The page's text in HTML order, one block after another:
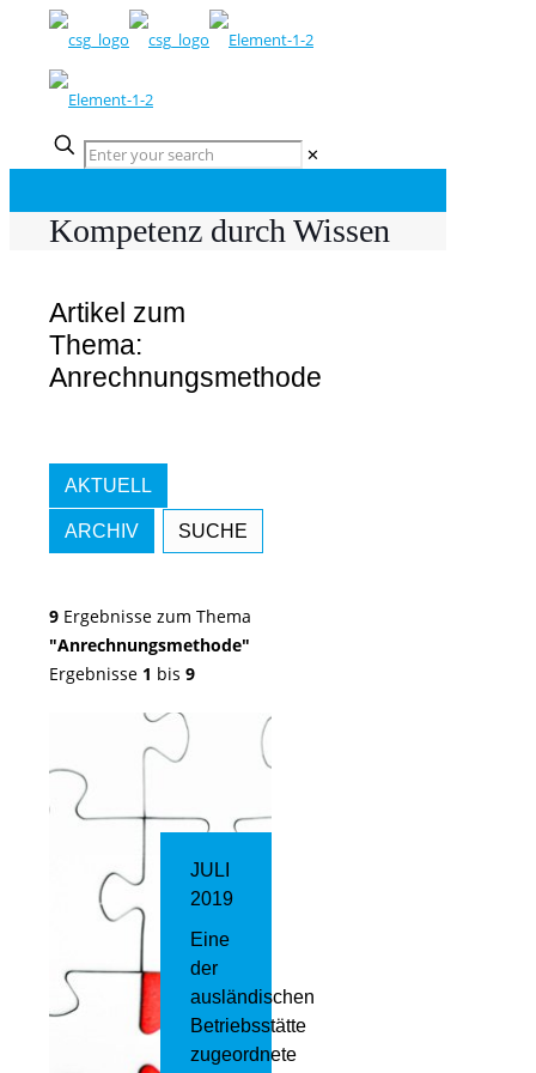
✕
Kompetenz durch Wissen
Artikel zum
Thema:
Anrechnungsmethode
AKTUELL
ARCHIV SUCHE
9 Ergebnisse zum Thema
"Anrechnungsmethode"
Ergebnisse 1 bis 9
JULI
2019
Eine
der
ausländischen
Betriebsstätte
zugeordnete